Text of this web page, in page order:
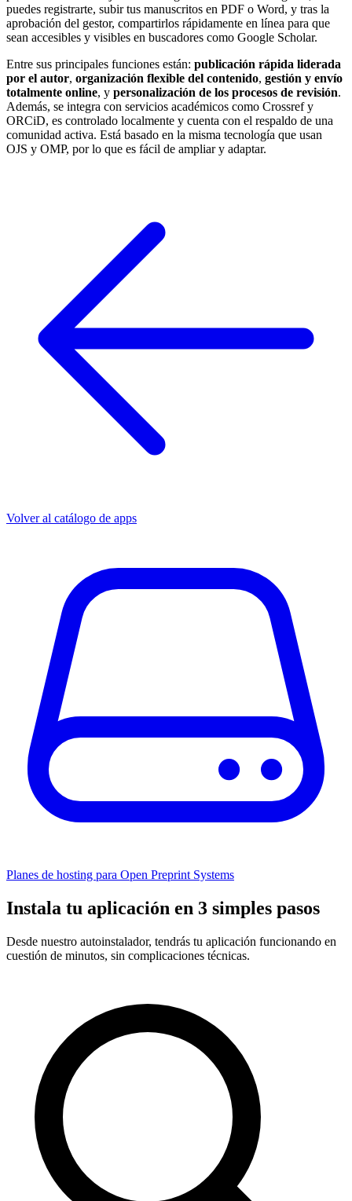
puedes registrarte, subir tus manuscritos en PDF o Word, y tras la
aprobación del gestor, compartirlos rápidamente en línea para que
sean accesibles y visibles en buscadores como Google Scholar.
Entre sus principales funciones están: publicación rápida liderada
por el autor, organización flexible del contenido, gestión y envío
totalmente online, y personalización de los procesos de revisión.
Además, se integra con servicios académicos como Crossref y
ORCiD, es controlado localmente y cuenta con el respaldo de una
comunidad activa. Está basado en la misma tecnología que usan
OJS y OMP, por lo que es fácil de ampliar y adaptar.
Volver al catálogo de apps
Planes de hosting para Open Preprint Systems
Instala tu aplicación en 3 simples pasos
Desde nuestro autoinstalador, tendrás tu aplicación funcionando en
cuestión de minutos, sin complicaciones técnicas.